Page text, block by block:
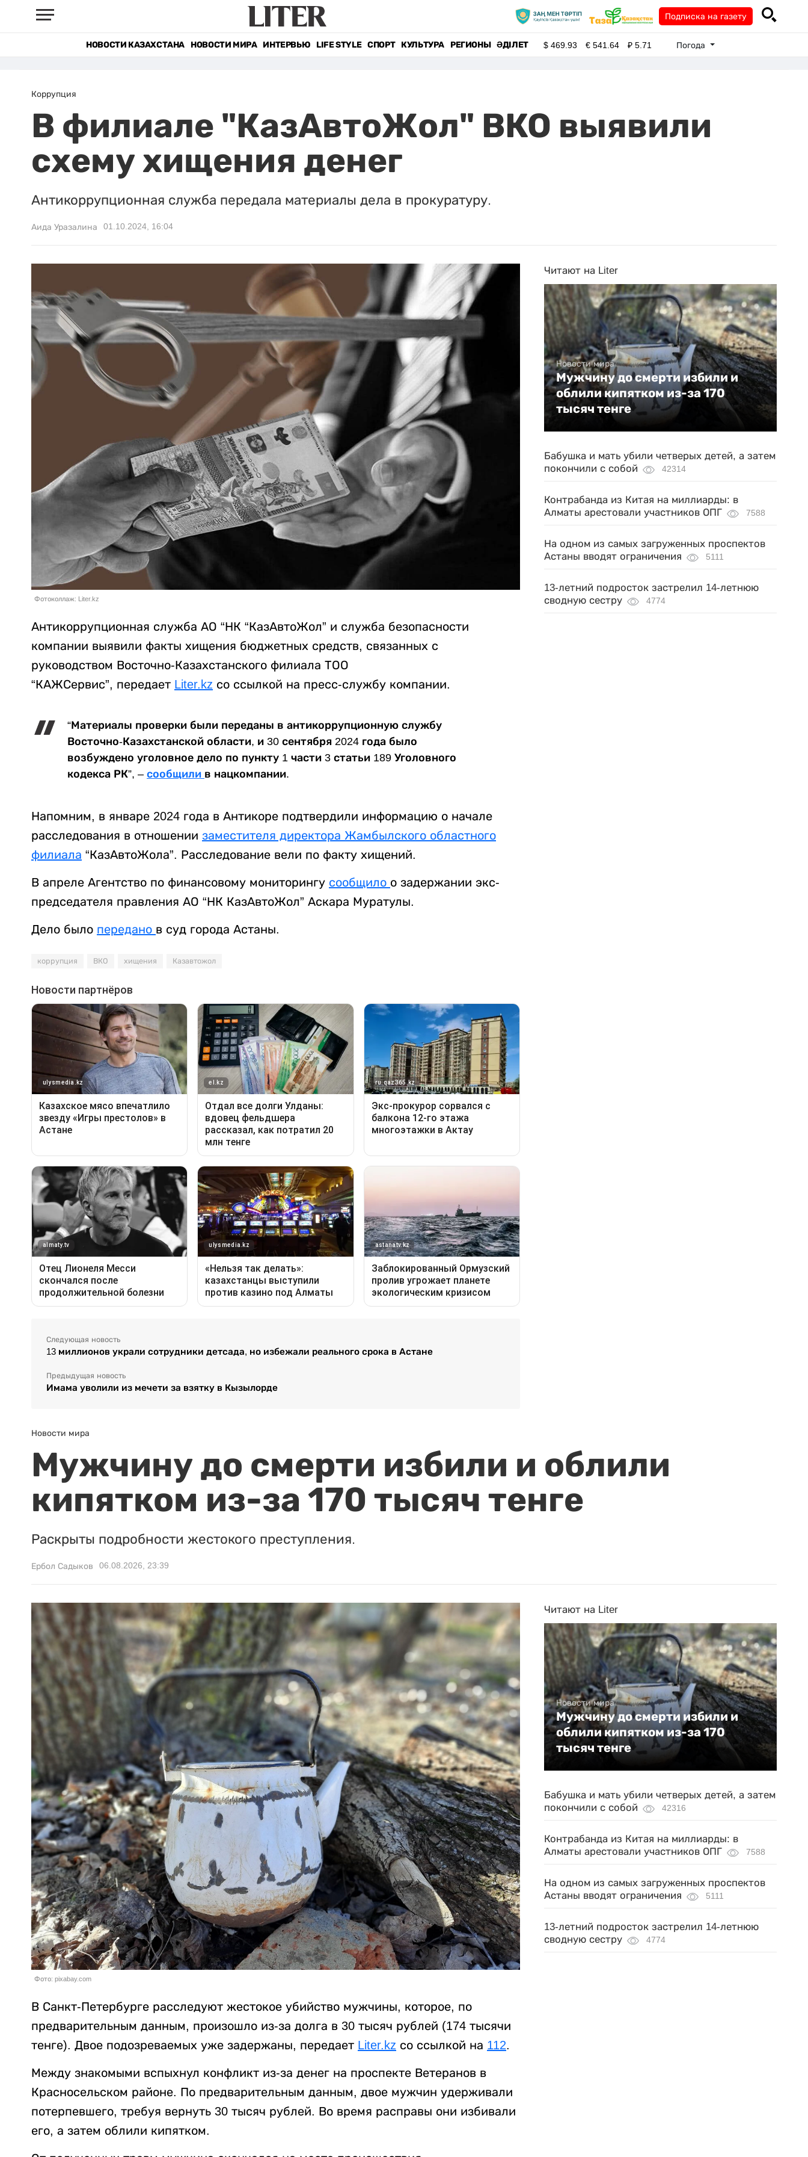
Подписка на газету
НОВОСТИ КАЗАХСТАНА НОВОСТИ МИРА ИНТЕРВЬЮ LIFE STYLE СПОРТ КУЛЬТУРА РЕГИОНЫ ӘДІЛЕТ $469.93 €541.64 ₽5.71 Погода
Коррупция
В филиале "КазАвтоЖол" ВКО выявили
схему хищения денег
Антикоррупционная служба передала материалы дела в прокуратуру.
Аида Уразалина 01.10.2024, 16:04
Фотоколлаж: Liter.kz
Антикоррупционная служба АО “НК “КазАвтоЖол” и служба безопасности
компании выявили факты хищения бюджетных средств, связанных с
руководством Восточно-Казахстанского филиала ТОО
“КАЖСервис”, передает Liter.kz со ссылкой на пресс-службу компании.
“Материалы проверки были переданы в антикоррупционную службу
Восточно-Казахстанской области, и 30 сентября 2024 года было
возбуждено уголовное дело по пункту 1 части 3 статьи 189 Уголовного
кодекса РК”, – сообщили в нацкомпании.
Напомним, в январе 2024 года в Антикоре подтвердили информацию о начале
расследования в отношении заместителя директора Жамбылского областного
филиала “КазАвтоЖола”. Расследование вели по факту хищений.
В апреле Агентство по финансовому мониторингу сообщило о задержании экс-
председателя правления АО “НК КазАвтоЖол” Аскара Муратулы.
Дело было передано в суд города Астаны.
коррупция ВКО хищения Казавтожол
Следующая новость
13 миллионов украли сотрудники детсада, но избежали реального срока в Астане
Предыдущая новость
Имама уволили из мечети за взятку в Кызылорде
Читают на Liter
Новости мира
Мужчину до смерти избили и
облили кипятком из-за 170
тысяч тенге
Бабушка и мать убили четверых детей, а затем
покончили с собой
42314
Контрабанда из Китая на миллиарды: в
Алматы арестовали участников ОПГ
7588
На одном из самых загруженных проспектов
Астаны вводят ограничения
5111
13-летний подросток застрелил 14-летнюю
сводную сестру
4774
Новости мира
Мужчину до смерти избили и облили
кипятком из-за 170 тысяч тенге
Раскрыты подробности жестокого преступления.
Ербол Садыков 06.08.2026, 23:39
Фото: pixabay.com
В Санкт-Петербурге расследуют жестокое убийство мужчины, которое, по
предварительным данным, произошло из-за долга в 30 тысяч рублей (174 тысячи
тенге). Двое подозреваемых уже задержаны, передает Liter.kz со ссылкой на 112.
Между знакомыми вспыхнул конфликт из-за денег на проспекте Ветеранов в
Красносельском районе. По предварительным данным, двое мужчин удерживали
потерпевшего, требуя вернуть 30 тысяч рублей. Во время расправы они избивали
его, а затем облили кипятком.
Читают на Liter
Новости мира
Мужчину до смерти избили и
облили кипятком из-за 170
тысяч тенге
Бабушка и мать убили четверых детей, а затем
покончили с собой
42316
Контрабанда из Китая на миллиарды: в
Алматы арестовали участников ОПГ
7588
На одном из самых загруженных проспектов
Астаны вводят ограничения
5111
13-летний подросток застрелил 14-летнюю
сводную сестру
4774